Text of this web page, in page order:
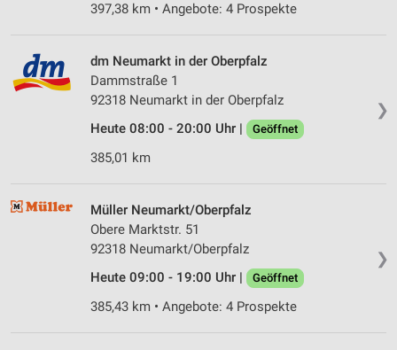
397,38 km • Angebote: 4 Prospekte
❯
dm Neumarkt in der Oberpfalz
Dammstraße 1
92318 Neumarkt in der Oberpfalz
Heute 08:00 - 20:00 Uhr |
Geöffnet
385,01 km
❯
Müller Neumarkt/Oberpfalz
Obere Marktstr. 51
92318 Neumarkt/Oberpfalz
Heute 09:00 - 19:00 Uhr |
Geöffnet
385,43 km • Angebote: 4 Prospekte